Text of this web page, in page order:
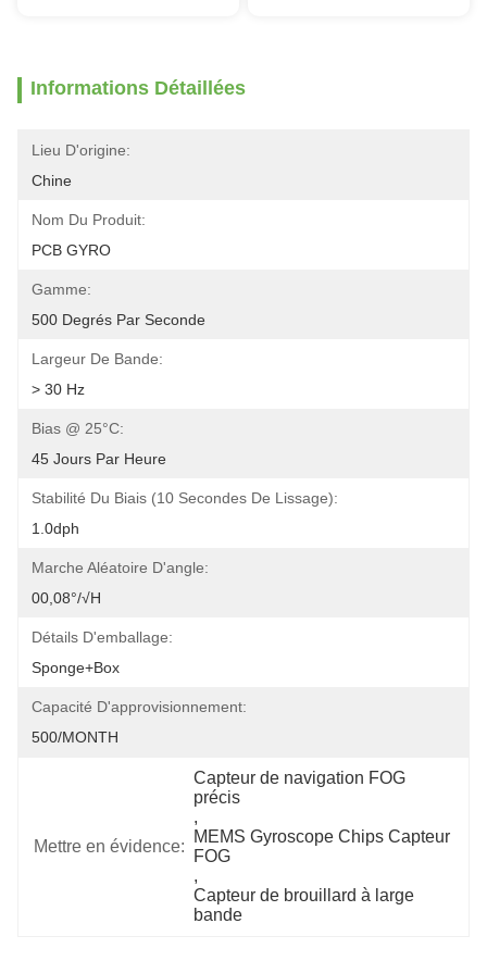
Informations Détaillées
Lieu D'origine:
Chine
Nom Du Produit:
PCB GYRO
Gamme:
500 Degrés Par Seconde
Largeur De Bande:
> 30 Hz
Bias @ 25°C:
45 Jours Par Heure
Stabilité Du Biais (10 Secondes De Lissage):
1.0dph
Marche Aléatoire D'angle:
00,08°/√h
Détails D'emballage:
Sponge+box
Capacité D'approvisionnement:
500/MONTH
Mettre en évidence:
Capteur de navigation FOG
précis
,
MEMS Gyroscope Chips Capteur
FOG
,
Capteur de brouillard à large
bande